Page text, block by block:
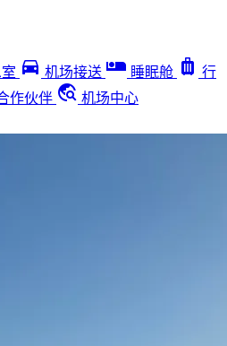
directions_car 机场接送 airline_seat_individual_suite 睡眠舱 luggage 行
作伙伴 travel_explore 机场中心